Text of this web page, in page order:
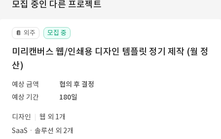
모집 중인 다른 프로젝트
📔 외주 모집 중
미리캔버스 웹/인쇄용 디자인 템플릿 정기 제작 (월 정
산)
예상 금액
협의 후 결정
예상 기간
180일
디자인
웹 외 1개
SaaSㆍ솔루션 외 2개